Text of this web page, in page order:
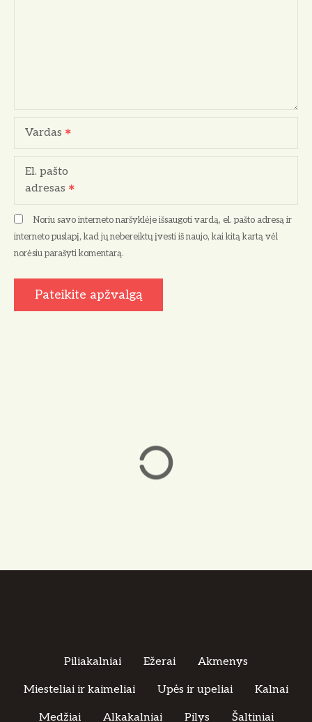
Vardas
El. pašto
adresas
Noriu savo interneto naršyklėje išsaugoti vardą, el. pašto adresą ir
interneto puslapį, kad jų nebereiktų įvesti iš naujo, kai kitą kartą vėl
norėsiu parašyti komentarą.
Piliakalniai Ežerai Akmenys
Miesteliai ir kaimeliai Upės ir upeliai Kalnai
Medžiai Alkakalniai Pilys Šaltiniai